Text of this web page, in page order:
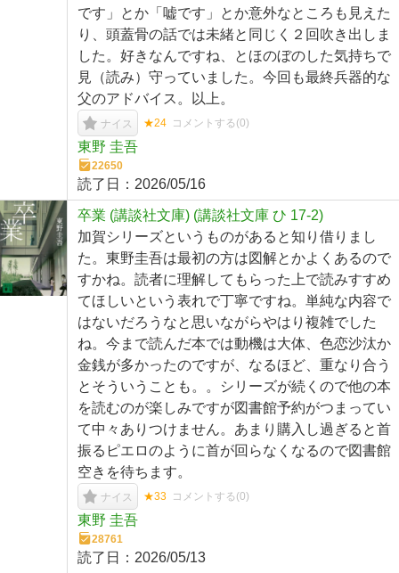
です」とか「嘘です」とか意外なところも見えた
り、頭蓋骨の話では未緒と同じく２回吹き出しま
した。好きなんですね、とほのぼのした気持ちで
見（読み）守っていました。今回も最終兵器的な
父のアドバイス。以上。
ナイス ★24 コメントする(0)
東野 圭吾
22650
読了日： 2026/05/16
卒業 (講談社文庫) (講談社文庫 ひ 17-2)
加賀シリーズというものがあると知り借りまし
た。東野圭吾は最初の方は図解とかよくあるので
すかね。読者に理解してもらった上で読みすすめ
てほしいという表れで丁寧ですね。単純な内容で
はないだろうなと思いながらやはり複雑でした
ね。今まで読んだ本では動機は大体、色恋沙汰か
金銭が多かったのですが、なるほど、重なり合う
とそういうことも。。シリーズが続くので他の本
を読むのが楽しみですが図書館予約がつまってい
て中々ありつけません。あまり購入し過ぎると首
振るピエロのように首が回らなくなるので図書館
空きを待ちます。
ナイス ★33 コメントする(0)
東野 圭吾
28761
読了日： 2026/05/13